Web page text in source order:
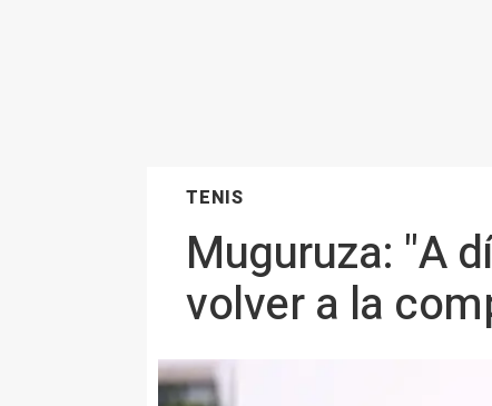
TENIS
Muguruza: "A
volver a la